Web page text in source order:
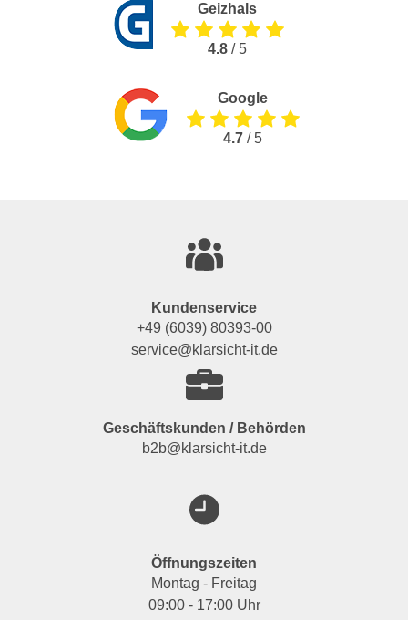
Geizhals
4.8 / 5
Google
4.7 / 5
Kundenservice
+49 (6039) 80393-00
service@klarsicht-it.de
Geschäftskunden / Behörden
b2b@klarsicht-it.de
Öffnungszeiten
Montag - Freitag
09:00 - 17:00 Uhr